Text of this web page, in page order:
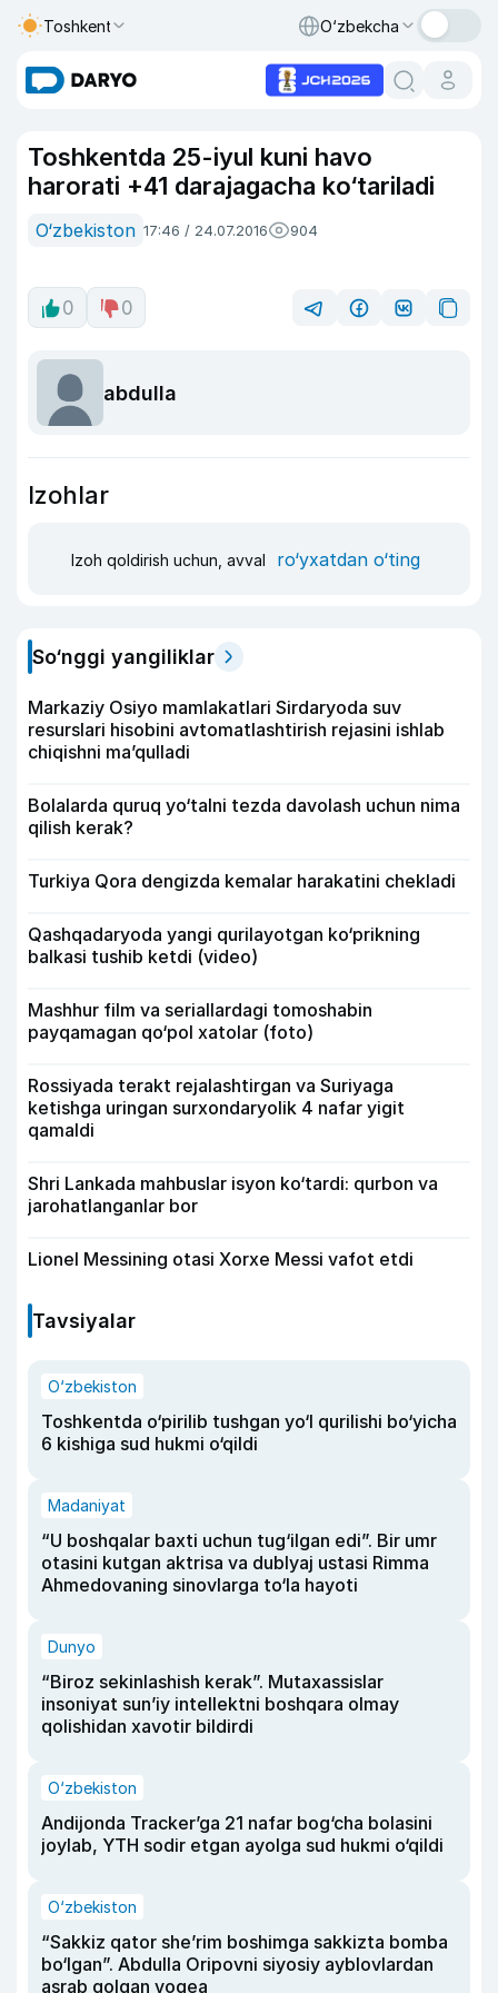
Toshkent O‘zbekcha
Toshkentda 25-iyul kuni havo
harorati +41 darajagacha ko‘tariladi
O‘zbekiston 17:46 / 24.07.2016 904
0 0
abdulla
Izohlar
Izoh qoldirish uchun, avval ro‘yxatdan o‘ting
So‘nggi yangiliklar
Markaziy Osiyo mamlakatlari Sirdaryoda suv
resurslari hisobini avtomatlashtirish rejasini ishlab
chiqishni ma’qulladi
Bolalarda quruq yo‘talni tezda davolash uchun nima
qilish kerak?
Turkiya Qora dengizda kemalar harakatini chekladi
Qashqadaryoda yangi qurilayotgan ko‘prikning
balkasi tushib ketdi (video)
Mashhur film va seriallardagi tomoshabin
payqamagan qo‘pol xatolar (foto)
Rossiyada terakt rejalashtirgan va Suriyaga
ketishga uringan surxondaryolik 4 nafar yigit
qamaldi
Shri Lankada mahbuslar isyon ko‘tardi: qurbon va
jarohatlanganlar bor
Lionel Messining otasi Xorxe Messi vafot etdi
Tavsiyalar
O‘zbekiston
Toshkentda o‘pirilib tushgan yo‘l qurilishi bo‘yicha
6 kishiga sud hukmi o‘qildi
Madaniyat
“U boshqalar baxti uchun tug‘ilgan edi”. Bir umr
otasini kutgan aktrisa va dublyaj ustasi Rimma
Ahmedovaning sinovlarga to‘la hayoti
Dunyo
“Biroz sekinlashish kerak”. Mutaxassislar
insoniyat sun’iy intellektni boshqara olmay
qolishidan xavotir bildirdi
O‘zbekiston
Andijonda Tracker’ga 21 nafar bog‘cha bolasini
joylab, YTH sodir etgan ayolga sud hukmi o‘qildi
O‘zbekiston
“Sakkiz qator she’rim boshimga sakkizta bomba
bo‘lgan”. Abdulla Oripovni siyosiy ayblovlardan
asrab qolgan voqea